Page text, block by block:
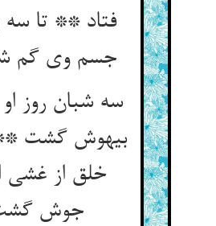
فتاد ** تا سه
جسم وی گم
سه شبان روز
بیهوش گشت **
خلق از غشی
جوش